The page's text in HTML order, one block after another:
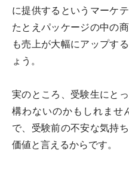
に提供するというマーケ
たとえパッケージの中の
も売上が大幅にアップす
ょう。
実のところ、受験生にと
構わないのかもしれませ
で、受験前の不安な気持
価値と言えるからです。